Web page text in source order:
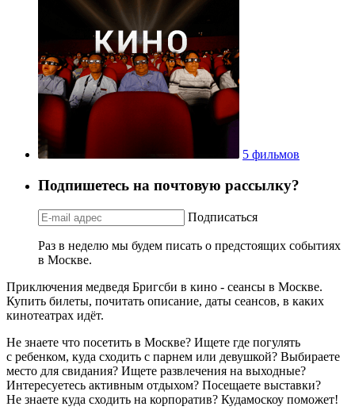
5 фильмов
Подпишетесь на почтовую рассылку?
Подписаться
Раз в неделю мы будем писать о предстоящих событиях
в Москве.
Приключения медведя Бригсби в кино - сеансы в Москве.
Купить билеты, почитать описание, даты сеансов, в каких
кинотеатрах идёт.
Не знаете что посетить в Москве? Ищете где погулять
с ребенком, куда сходить с парнем или девушкой? Выбираете
место для свидания? Ищете развлечения на выходные?
Интересуетесь активным отдыхом? Посещаете выставки?
Не знаете куда сходить на корпоратив? Кудамоскоу поможет!